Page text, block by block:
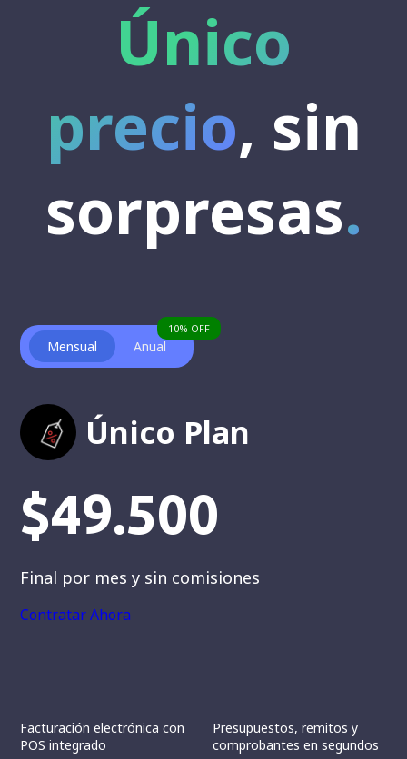
Único
precio, sin
sorpresas.
Mensual
10% OFF
Anual
Único Plan
$49.500
Final por mes y sin comisiones
Contratar Ahora
Facturación electrónica con
POS integrado
Presupuestos, remitos y
comprobantes en segundos